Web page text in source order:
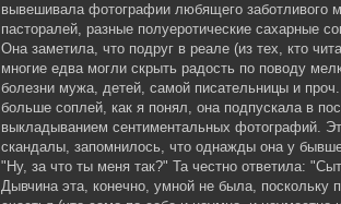
вывешивала фотографии любящего заботливого
пасторалей, разные полуеротические сахарные
Она заметила, что подруг в реале (из тех, кто
многие едва могли скрыть радость по поводу
болезни мужа, детей, самой писательницы и
больше соплей, как я понял, она подпускала в
выкладыванием сентиментальных фотографий.
скандалы, запомнилось, что однажды она у
"Ну, за что ты меня так?" Та честно ответила:
Дывчина эта, конечно, умной не была, поскольку